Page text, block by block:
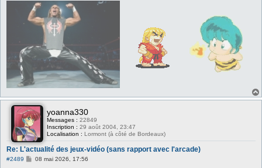
yoanna330
Messages : 22849
Inscription : 29 août 2004, 23:47
Localisation : Lormont (à côté de Bordeaux)
Re: L'actualité des jeux-vidéo (sans rapport avec l'arcade)
#2489
M08 mai 2026, 17:56